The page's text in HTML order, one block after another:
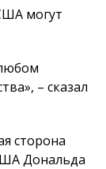
могут
– сказал
сторона
Дональда